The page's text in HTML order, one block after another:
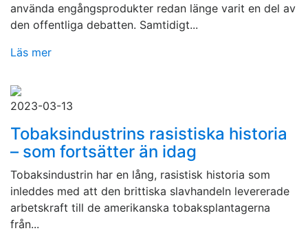
använda engångsprodukter redan länge varit en del av
den offentliga debatten. Samtidigt...
Läs mer
2023-03-13
Tobaksindustrins rasistiska historia
– som fortsätter än idag
Tobaksindustrin har en lång, rasistisk historia som
inleddes med att den brittiska slavhandeln levererade
arbetskraft till de amerikanska tobaksplantagerna
från...